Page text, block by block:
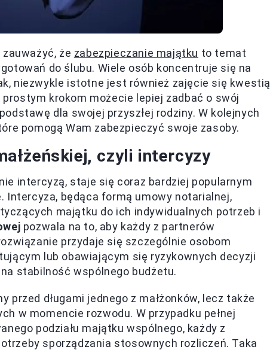
że zabezpieczanie majątku to temat
do ślubu. Wiele osób koncentruje się na
niezwykle istotne jest również zajęcie się kwestią
krokom możecie lepiej zadbać o swój
dla swojej przyszłej rodziny. W kolejnych
pomogą Wam zabezpieczyć swoje zasoby.
czyli intercyzy
intercyzą, staje się coraz bardziej popularnym
Intercyza, będąca formą umowy notarialnej,
majątku do ich indywidualnych potrzeb i
pozwala na to, aby każdy z partnerów
przydaje się szczególnie osobom
lub obawiającym się ryzykownych decyzji
stabilność wspólnego budżetu.
przed długami jednego z małżonków, lecz także
w momencie rozwodu. W przypadku pełnej
podziału majątku wspólnego, każdy z
sporządzania stosownych rozliczeń. Taka